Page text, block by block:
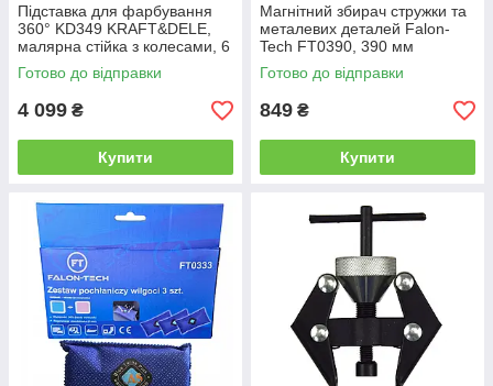
Підставка для фарбування
360° KD349 KRAFT&DELE,
малярна стійка з колесами, 6
тримачів
Готово до відправки
4 099 ₴
Купити
Магнітний збирач стружки та
металевих деталей Falon-
Tech FT0390, 390 мм
Готово до відправки
849 ₴
Купити